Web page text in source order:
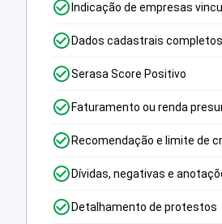
Indicação de empresas
Dados cadastrais completos
Serasa Score Positivo
Faturamento ou renda
Recomendação e limite de
Dívidas, negativas e
Detalhamento de protestos